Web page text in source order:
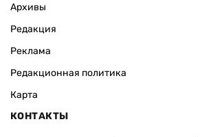
Архивы
Редакция
Реклама
Редакционная политика
Карта
КОНТАКТЫ